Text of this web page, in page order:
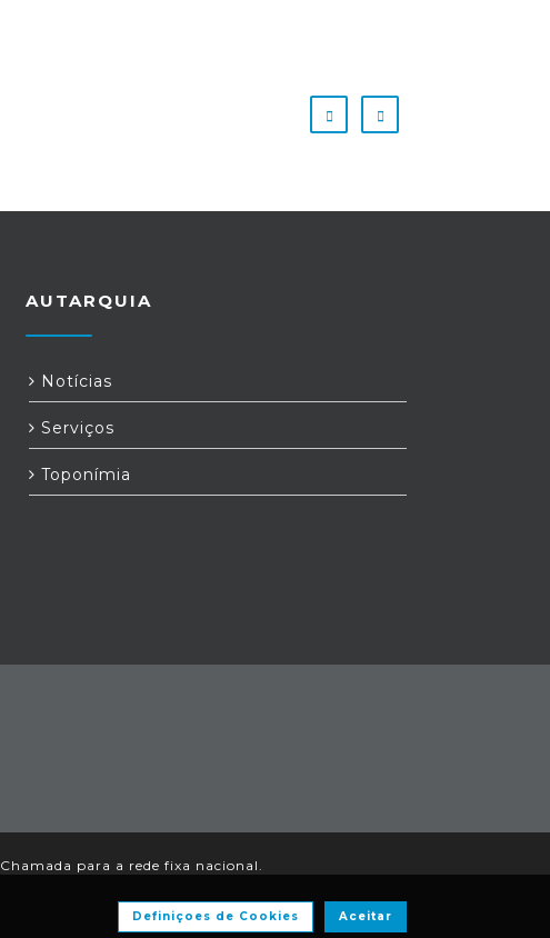
AUTARQUIA
Notícias
Serviços
Toponímia
Chamada para a rede fixa nacional.
Aceitar
Definiçoes de Cookies